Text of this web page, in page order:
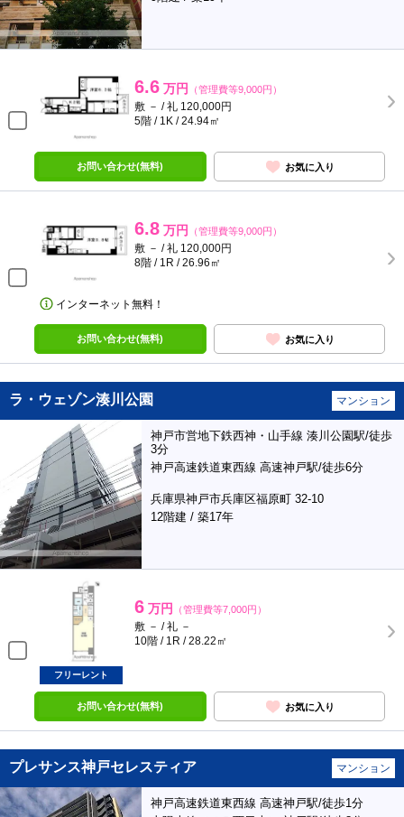
6.6 万円 （管理費等9,000円）
敷 － / 礼 120,000円
5階 / 1K / 24.94㎡
お問い合わせ(無料) お気に入り
6.8 万円 （管理費等9,000円）
敷 － / 礼 120,000円
8階 / 1R / 26.96㎡
インターネット無料！
お問い合わせ(無料) お気に入り
ラ・ウェゾン湊川公園 マンション
神戸市営地下鉄西神・山手線 湊川公園駅/徒歩
3分
神戸高速鉄道東西線 高速神戸駅/徒歩6分
兵庫県神戸市兵庫区福原町 32-10
12階建 / 築17年
6 万円 （管理費等7,000円）
敷 － / 礼 －
10階 / 1R / 28.22㎡
フリーレント
お問い合わせ(無料) お気に入り
プレサンス神戸セレスティア マンション
神戸高速鉄道東西線 高速神戸駅/徒歩1分